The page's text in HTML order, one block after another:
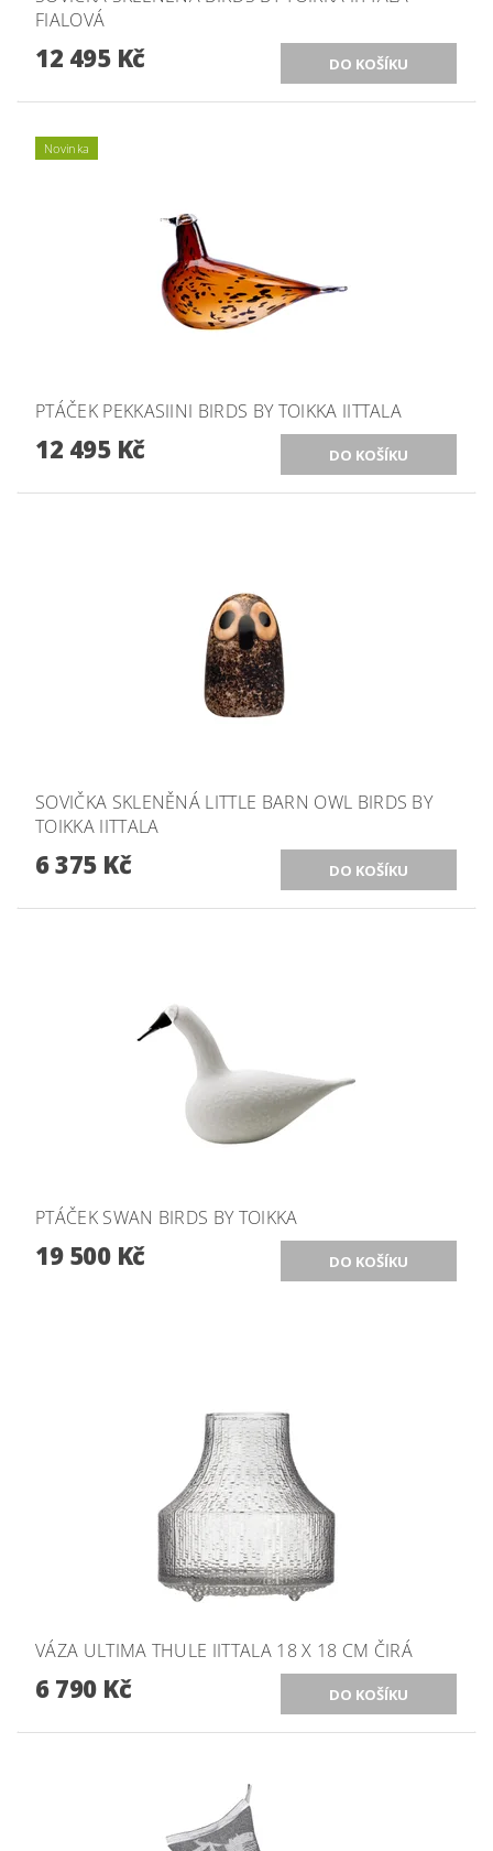
FIALOVÁ
12 495 Kč
Novinka
PTÁČEK PEKKASIINI BIRDS BY TOIKKA IITTALA
12 495 Kč
SOVIČKA SKLENĚNÁ LITTLE BARN OWL BIRDS BY
TOIKKA IITTALA
6 375 Kč
PTÁČEK SWAN BIRDS BY TOIKKA
19 500 Kč
VÁZA ULTIMA THULE IITTALA 18 X 18 CM ČIRÁ
6 790 Kč